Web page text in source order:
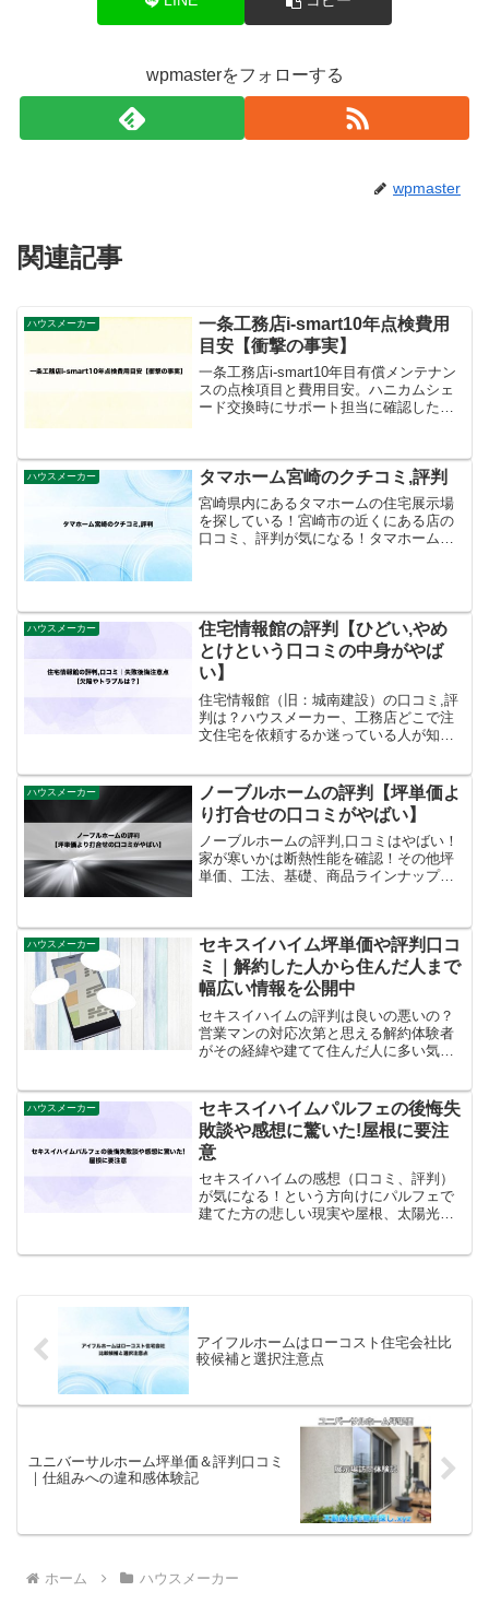
wpmasterをフォローする
wpmaster
関連記事
ハウスメーカー
一条工務店i-smart10年点検費用
目安【衝撃の事実】
一条工務店i-smart10年目有償メンテナン
スの点検項目と費用目安。ハニカムシェ
ード交換時にサポート担当に確認した時
ハウスメーカー タマホーム宮崎のクチコミ,評判
宮崎県内にあるタマホームの住宅展示場
を探している！宮崎市の近くにある店の
口コミ、評判が気になる！タマホームに
クオカードをもらう流れと...
ハウスメーカー
住宅情報館の評判【ひどい,やめ
とけという口コミの中身がやば
い】
住宅情報館（旧：城南建設）の口コミ,評
判は？ハウスメーカー、工務店どこで注
文住宅を依頼するか迷っている人が知っ
丈夫？商品ラインアップを確認するポイ
ントも解説。
ハウスメーカー
ノーブルホームの評判【坪単価よ
り打合せの口コミがやばい】
ノーブルホームの評判,口コミはやばい！
家が寒いかは断熱性能を確認！その他坪
単価、工法、基礎、商品ラインナップ、
契約後の打合せの声に注目。
ハウスメーカー
セキスイハイム坪単価や評判口コ
ミ｜解約した人から住んだ人まで
幅広い情報を公開中
セキスイハイムの評判は良いの悪いの？
営業マンの対応次第と思える解約体験者
がその経緯や建てて住んだ人に多い気に
べきか等を注文住宅購入体験からご紹
介。
ハウスメーカー
セキスイハイムパルフェの後悔失
敗談や感想に驚いた!屋根に要注
意
セキスイハイムの感想（口コミ、評判）
が気になる！という方向けにパルフェで
建てた方の悲しい現実や屋根、太陽光発
アイフルホームはローコスト住宅会社比
較候補と選択注意点
ユニバーサルホーム坪単価＆評判口コミ
｜仕組みへの違和感体験記
ホーム ハウスメーカー